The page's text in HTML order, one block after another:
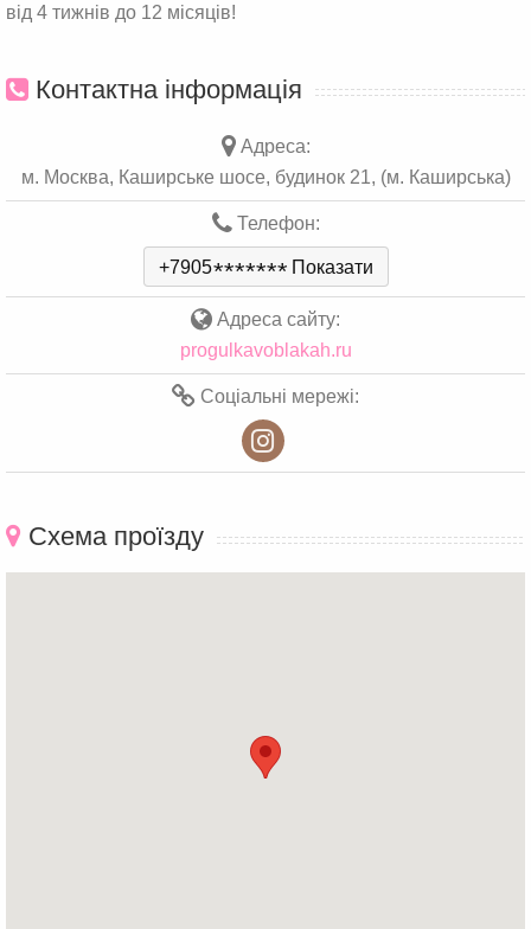
від 4 тижнів до 12 місяців!
Контактна інформація
Адреса:
м. Москва, Каширське шосе, будинок 21, (м. Каширська)
Телефон:
+7905******* Показати
Адреса сайту:
progulkavoblakah.ru
Соціальні мережі:
Схема проїзду